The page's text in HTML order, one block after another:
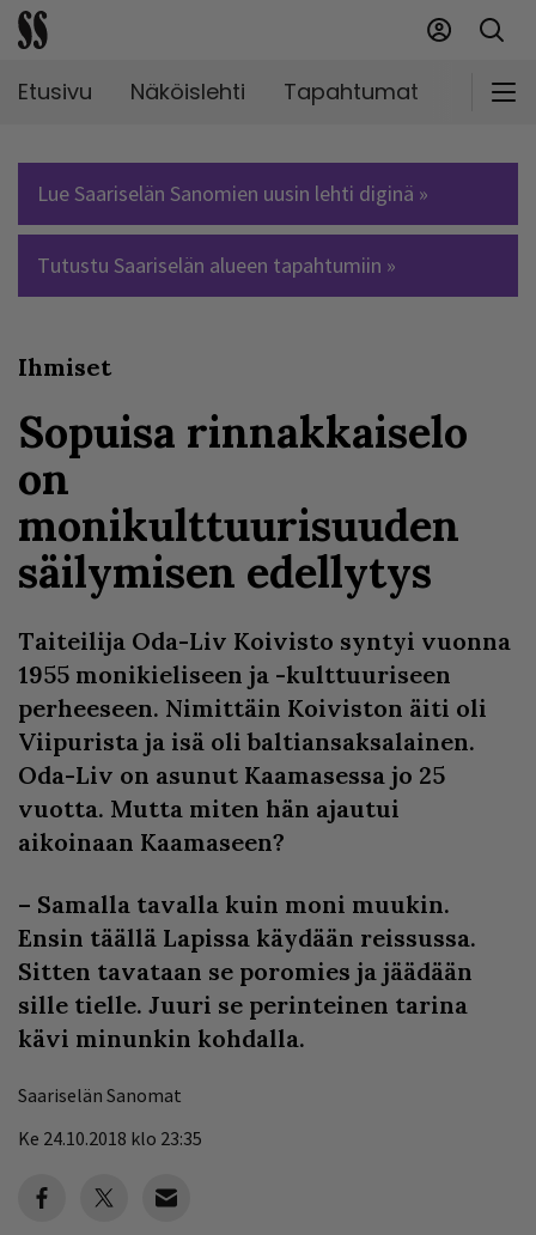
Etusivu Näköislehti Tapahtumat
Lue Saariselän Sanomien uusin lehti diginä »
Tutustu Saariselän alueen tapahtumiin »
Ihmiset
Sopuisa rinnakkaiselo
on
monikulttuurisuuden
säilymisen edellytys
Taiteilija Oda-Liv Koivisto syntyi vuonna
1955 monikieliseen ja -kulttuuriseen
perheeseen. Nimittäin Koiviston äiti oli
Viipurista ja isä oli baltiansaksalainen.
Oda-Liv on asunut Kaamasessa jo 25
vuotta. Mutta miten hän ajautui
aikoinaan Kaamaseen?
– Samalla tavalla kuin moni muukin.
Ensin täällä Lapissa käydään reissussa.
Sitten tavataan se poromies ja jäädään
sille tielle. Juuri se perinteinen tarina
kävi minunkin kohdalla.
Saariselän Sanomat
Ke 24.10.2018 klo 23:35